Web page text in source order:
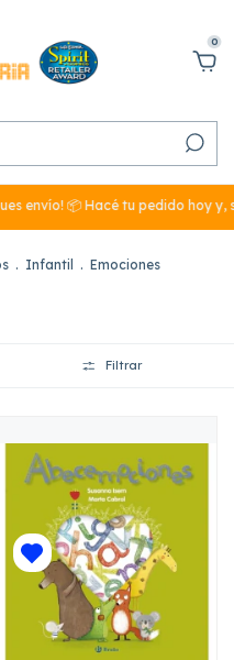
0
envío! 📦 Hacé tu pedido hoy y,
. Infantil . Emociones
Filtrar